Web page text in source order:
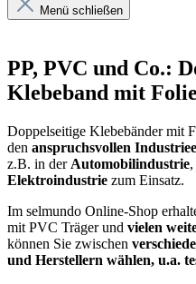
Menü schließen
PP, PVC und Co.:
Klebeband mit
Doppelseitige Klebebänder mit
den anspruchsvollen
z.B. in der Automobilindustrie
Elektroindustrie zum Einsatz.
Im selmundo Online-Shop
mit PVC Träger und vielen
können Sie zwischen
und Herstellern wählen, u.a.